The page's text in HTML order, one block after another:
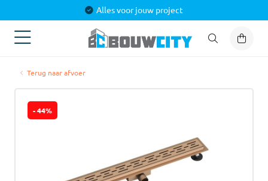
Alles voor jouw project
Terug naar afvoer
- 44%